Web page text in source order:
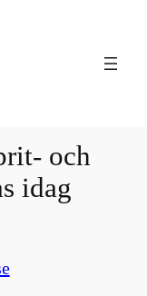
och
idag